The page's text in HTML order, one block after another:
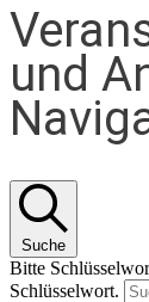
und
Suche
Bitte
Schlüsselwort.